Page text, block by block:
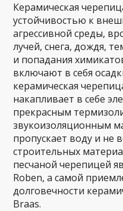
Керамическая
устойчивостью к
агрессивной среды,
лучей, снега, дождя,
и попадания
включают в себя
керамическая
накапливает в себе
прекрасным
звукоизоляционным
пропускает воду и не
строительных
песчаной черепицей
Roben, а самой
долговечности
Braas.